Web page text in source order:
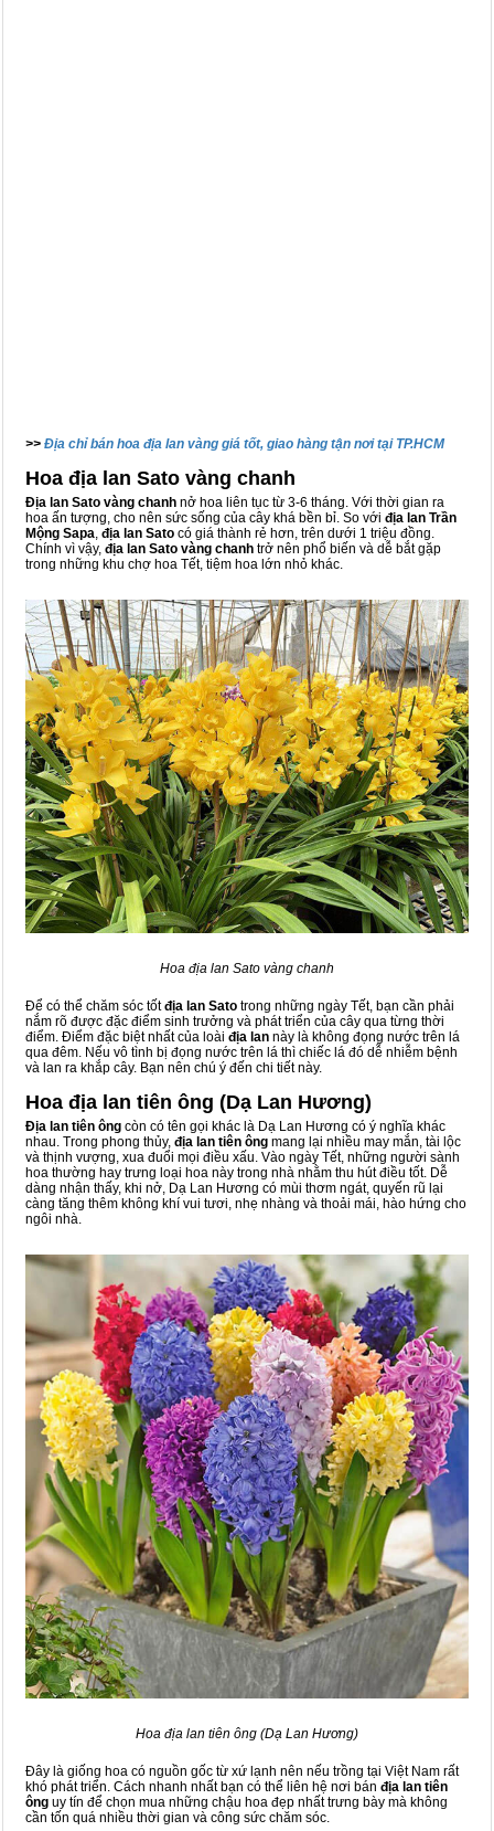
>> Địa chỉ bán hoa địa lan vàng giá tốt, giao hàng tận nơi tại TP.HCM
Hoa địa lan Sato vàng chanh
Địa lan Sato vàng chanh nở hoa liên tục từ 3-6 tháng. Với thời gian ra
hoa ấn tượng, cho nên sức sống của cây khá bền bỉ. So với địa lan Trần
Mộng Sapa, địa lan Sato có giá thành rẻ hơn, trên dưới 1 triệu đồng.
Chính vì vậy, địa lan Sato vàng chanh trở nên phổ biến và dễ bắt gặp
trong những khu chợ hoa Tết, tiệm hoa lớn nhỏ khác.
Hoa địa lan Sato vàng chanh
Để có thể chăm sóc tốtđịa lan Sato trong những ngày Tết, bạn cần phải
nắm rõ được đặc điểm sinh trưởng và phát triển của cây qua từng thời
điểm. Điểm đặc biệt nhất của loài địa lan này là không đọng nước trên lá
qua đêm. Nếu vô tình bị đọng nước trên lá thì chiếc lá đó dễ nhiễm bệnh
và lan ra khắp cây. Bạn nên chú ý đến chi tiết này.
Hoa địa lan tiên ông (Dạ Lan Hương)
Địa lan tiên ông còn có tên gọi khác là Dạ Lan Hương có ý nghĩa khác
nhau. Trong phong thủy, địa lan tiên ông mang lại nhiều may mắn, tài lộc
và thịnh vượng, xua đuổi mọi điều xấu. Vào ngày Tết, những người sành
hoa thường hay trưng loại hoa này trong nhà nhằm thu hút điều tốt. Dễ
dàng nhận thấy, khi nở, Dạ Lan Hương có mùi thơm ngát, quyến rũ lại
càng tăng thêm không khí vui tươi, nhẹ nhàng và thoải mái, hào hứng cho
ngôi nhà.
Hoa địa lan tiên ông (Dạ Lan Hương)
Đây là giống hoa có nguồn gốc từ xứ lạnh nên nếu trồng tại Việt Nam rất
khó phát triển. Cách nhanh nhất bạn có thể liên hệ nơi bán địa lan tiên
ông uy tín để chọn mua những chậu hoa đẹp nhất trưng bày mà không
cần tốn quá nhiều thời gian và công sức chăm sóc.